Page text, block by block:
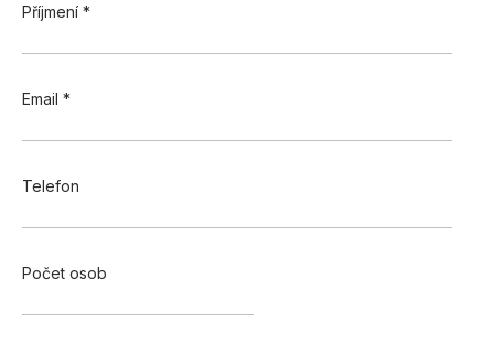
Příjmení *
Email *
Telefon
Počet osob